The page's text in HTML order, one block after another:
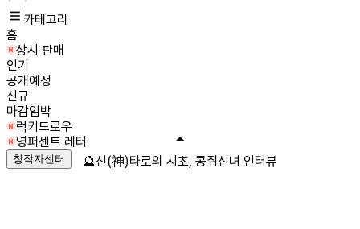
카테고리
홈
상시 판매
인기
공개예정
신규
마감임박
럭키드로우
영퍼센트 레터
창작자센터 🔮신(神)타로의 시초, 콩쥐신녀 인터뷰